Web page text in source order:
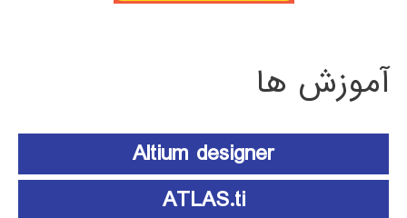
آموزش ها
Altium designer
ATLAS.ti